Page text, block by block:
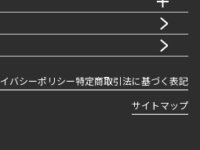
バシーポリシー特定商取引法に基づく表記
サイトマップ